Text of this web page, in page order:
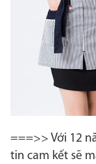
===>> Với 12
tin cam kết sẽ